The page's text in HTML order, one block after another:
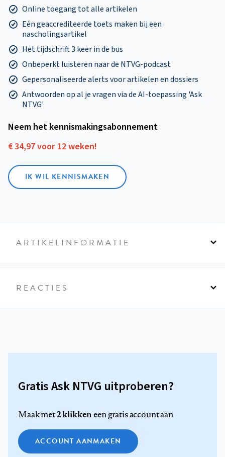
Online toegang tot alle artikelen
Eén geaccrediteerde toets maken bij een
nascholingsartikel
Het tijdschrift 3 keer in de bus
Onbeperkt luisteren naar de NTVG-podcast
Gepersonaliseerde alerts voor artikelen en dossiers
Antwoorden op al je vragen via de AI-toepassing 'Ask
NTVG'
Neem het kennismakings­abonnement
€ 34,97 voor 12 weken!
IK WIL KENNISMAKEN
ARTIKELINFORMATIE
REACTIES
Gratis Ask NTVG uitproberen?
Maak met2 klikkeneen gratis account aan
ACCOUNT AANMAKEN